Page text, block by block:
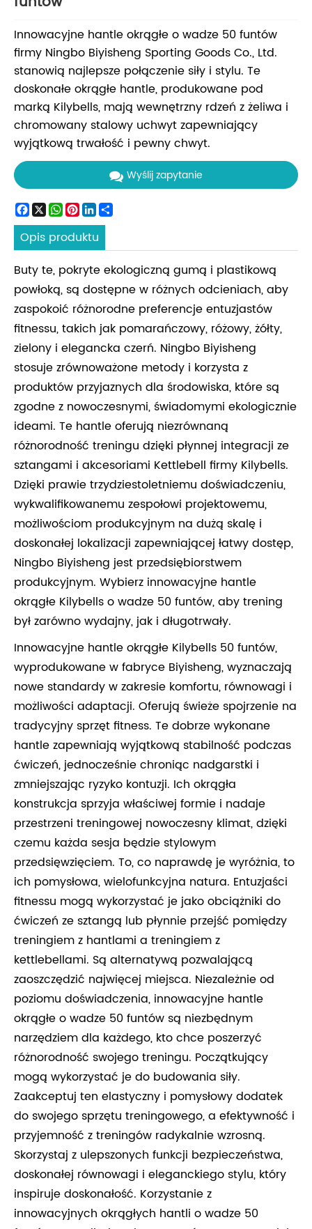
Innowacyjne hantle okrągłe o wadze 50 funtów
firmy Ningbo Biyisheng Sporting Goods Co., Ltd.
stanowią najlepsze połączenie siły i stylu. Te
doskonałe okrągłe hantle, produkowane pod
marką Kilybells, mają wewnętrzny rdzeń z żeliwa i
chromowany stalowy uchwyt zapewniający
wyjątkową trwałość i pewny chwyt.
Wyślij zapytanie
Facebook
X WhatsApp
Pinterest
LinkedIn
Opis produktu
Buty te, pokryte ekologiczną gumą i plastikową
powłoką, są dostępne w różnych odcieniach, aby
zaspokoić różnorodne preferencje entuzjastów
fitnessu, takich jak pomarańczowy, różowy, żółty,
zielony i elegancka czerń. Ningbo Biyisheng
stosuje zrównoważone metody i korzysta z
produktów przyjaznych dla środowiska, które są
zgodne z nowoczesnymi, świadomymi ekologicznie
ideami. Te hantle oferują niezrównaną
różnorodność treningu dzięki płynnej integracji ze
sztangami i akcesoriami Kettlebell firmy Kilybells.
Dzięki prawie trzydziestoletniemu doświadczeniu,
wykwalifikowanemu zespołowi projektowemu,
możliwościom produkcyjnym na dużą skalę i
doskonałej lokalizacji zapewniającej łatwy dostęp,
Ningbo Biyisheng jest przedsiębiorstwem
produkcyjnym. Wybierz innowacyjne hantle
okrągłe Kilybells o wadze 50 funtów, aby trening
był zarówno wydajny, jak i długotrwały.
Innowacyjne hantle okrągłe Kilybells 50 funtów,
wyprodukowane w fabryce Biyisheng, wyznaczają
nowe standardy w zakresie komfortu, równowagi i
możliwości adaptacji. Oferują świeże spojrzenie na
tradycyjny sprzęt fitness. Te dobrze wykonane
hantle zapewniają wyjątkową stabilność podczas
ćwiczeń, jednocześnie chroniąc nadgarstki i
zmniejszając ryzyko kontuzji. Ich okrągła
konstrukcja sprzyja właściwej formie i nadaje
przestrzeni treningowej nowoczesny klimat, dzięki
czemu każda sesja będzie stylowym
przedsięwzięciem. To, co naprawdę je wyróżnia, to
ich pomysłowa, wielofunkcyjna natura. Entuzjaści
fitnessu mogą wykorzystać je jako obciążniki do
ćwiczeń ze sztangą lub płynnie przejść pomiędzy
treningiem z hantlami a treningiem z
kettlebellami. Są alternatywą pozwalającą
zaoszczędzić najwięcej miejsca. Niezależnie od
poziomu doświadczenia, innowacyjne hantle
okrągłe o wadze 50 funtów są niezbędnym
narzędziem dla każdego, kto chce poszerzyć
różnorodność swojego treningu. Początkujący
mogą wykorzystać je do budowania siły.
Zaakceptuj ten elastyczny i pomysłowy dodatek
do swojego sprzętu treningowego, a efektywność i
przyjemność z treningów radykalnie wzrosną.
Skorzystaj z ulepszonych funkcji bezpieczeństwa,
doskonałej równowagi i eleganckiego stylu, który
inspiruje doskonałość. Korzystanie z
innowacyjnych okrągłych hantli o wadze 50